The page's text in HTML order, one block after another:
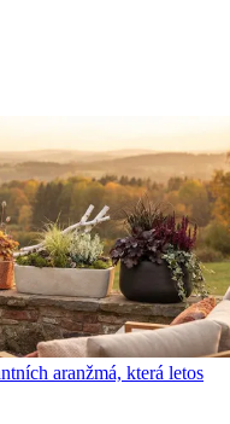
aranžmá, která letos